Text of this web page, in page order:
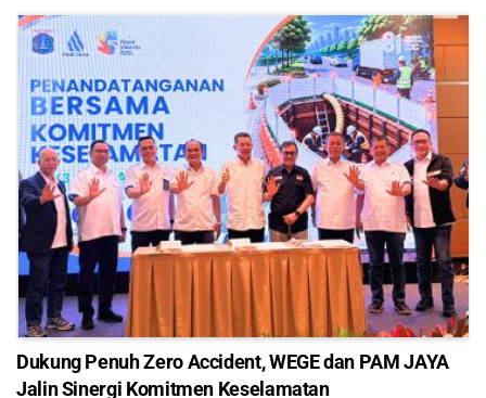
Dukung Penuh Zero Accident, WEGE dan PAM JAYA
Jalin Sinergi Komitmen Keselamatan